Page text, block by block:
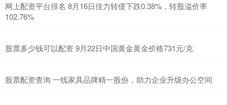
网上配资平台排名 8月16日佳力转债下跌0.38%，转股溢价率
102.76%
股票多少钱可以配资 9月22日中国黄金黄金价格731元/克
股票配资查询 一线家具品牌精一股份，助力企业升级办公空间